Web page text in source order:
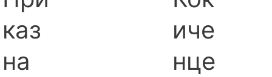
каз
на
иче
нце